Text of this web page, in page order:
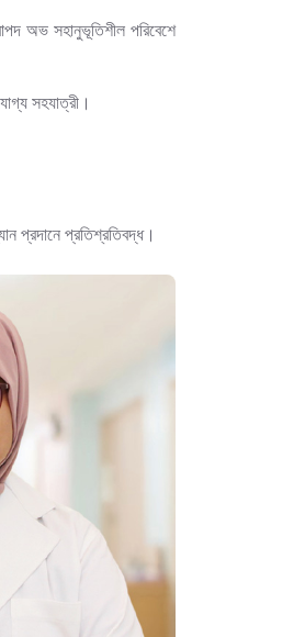
অভ সহানুভূতিশীল পরিবেশে
সহযাত্রী।
প্রদানে প্রতিশ্রতিবদ্ধ।